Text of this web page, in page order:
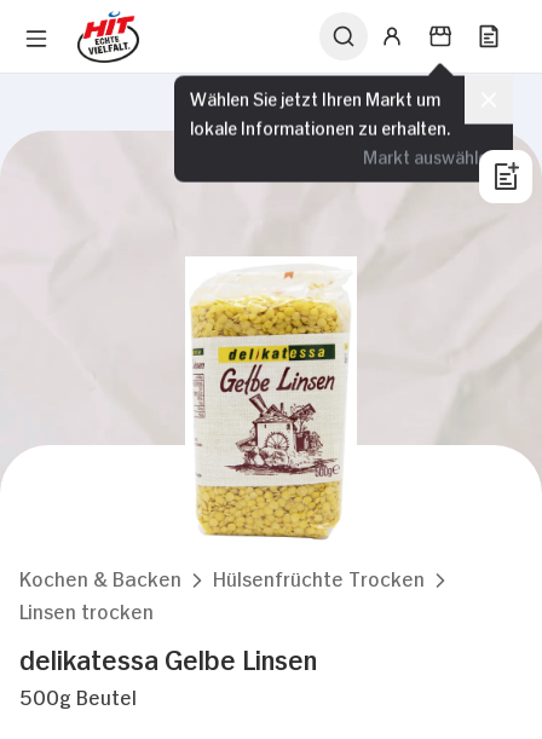
Wählen Sie jetzt Ihren Markt um
lokale Informationen zu erhalten.
Markt auswählen
Kochen & Backen
Hülsenfrüchte Trocken
Linsen trocken
delikatessa Gelbe Linsen
500g Beutel